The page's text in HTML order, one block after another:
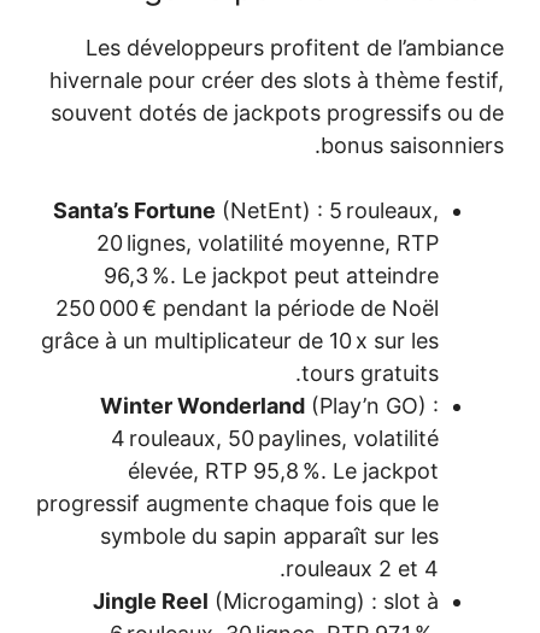
Les
hivernale
souvent
Santa’s
250 000 €
grâce à un
Winter
progressif
Jingle